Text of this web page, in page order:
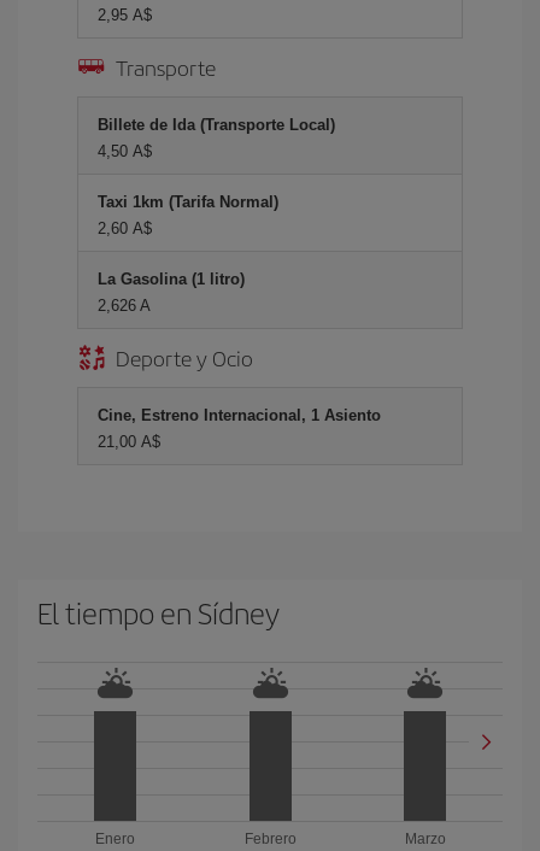
2,95 A$
Transporte
Billete de Ida (Transporte Local)
4,50 A$
Taxi 1km (Tarifa Normal)
2,60 A$
La Gasolina (1 litro)
2,626 A
Deporte y Ocio
Cine, Estreno Internacional, 1 Asiento
21,00 A$
El tiempo en Sídney
Enero
Febrero
Marzo